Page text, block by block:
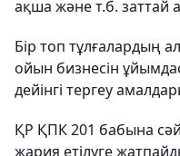
ақша және т.б. заттай
Бір топ тұлғалардың
ойын бизнесін
дейінгі тергеу
ҚР ҚПК 201 бабына
жария етілуге